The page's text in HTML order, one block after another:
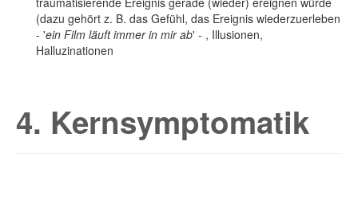
(dazu gehört z. B. das Gefühl, das Ereignis wiederzuerleben
- 'ein Film läuft immer in mir ab' - , Illusionen,
Halluzinationen
4. Kernsymptomatik